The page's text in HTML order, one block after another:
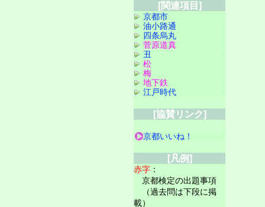
[関連項目]
京都市
油小路通
四条烏丸
菅原道真
丑
松
梅
地下鉄
江戸時代
[協賛リンク]
京都いいね！
[凡例]
赤字 ：
京都検定の出題事項
（過去問は下段に掲
載）